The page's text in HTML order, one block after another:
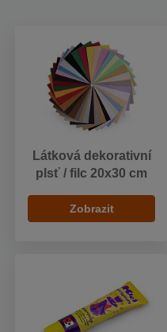
Látková dekorativní
plsť / filc 20x30 cm
Zobrazit